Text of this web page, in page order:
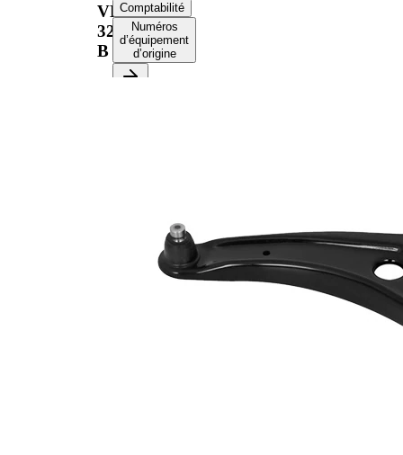
VKDS
323106
B
Comptabilité
Numéros
d’équipement
d’origine
complémentaire/Info
complémentaire
synthétique
complémentaire /
avec rotule